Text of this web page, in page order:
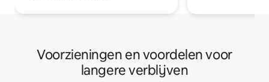
Voorzieningen en voordelen voor
langere verblijven